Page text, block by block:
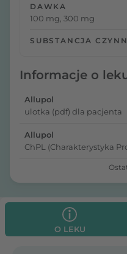
DAWKA
100 mg, 300 mg
SUBSTANCJA
Informacje o
Allupol
ulotka (pdf) dla pacjenta
Allupol
ChPL (Charakterystyka
O LEKU